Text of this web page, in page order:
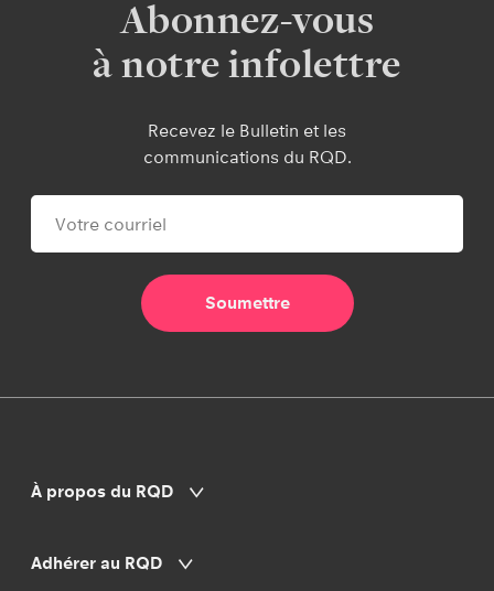
Abonnez-vous
à notre infolettre
Recevez le Bulletin et les
communications du RQD.
À propos du RQD
Adhérer au RQD